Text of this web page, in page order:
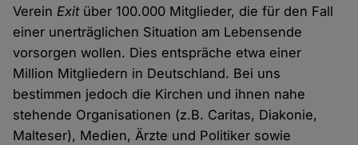
Verein Exitüber 100.000 Mitglieder, die für den Fall
einer unerträglichen Situation am Lebensende
vorsorgen wollen. Dies entspräche etwa einer
Million Mitgliedern in Deutschland. Bei uns
bestimmen jedoch die Kirchen und ihnen nahe
stehende Organisationen (z.B. Caritas, Diakonie,
Malteser), Medien, Ärzte und Politiker sowie